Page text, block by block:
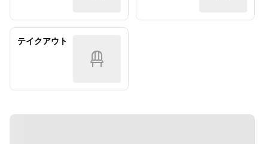
○○　Happy
メッセージを
回答欄にご記
Birthday
Anniversary
テイクアウト